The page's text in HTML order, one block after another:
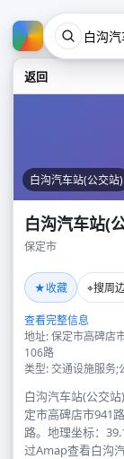
返回
白沟汽车站(公交站)
白沟汽车站(
保定市
★收藏 ⌖搜周
查看完整信息
地址: 保定市高碑店
106路
类型: 交通设施服务;
白沟汽车站(公交
定市高碑店市941
路。地理坐标：
过Amap查看白沟